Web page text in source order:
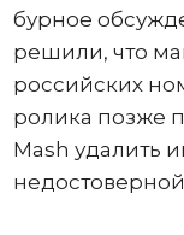
бурное
решили, что
российских
ролика позже
Mash удалить